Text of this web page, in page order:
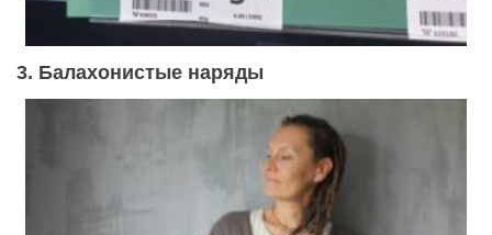
3. Балахонистые наряды